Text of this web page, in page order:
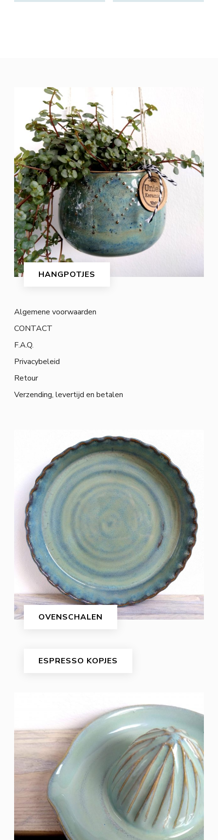
HANGPOTJES
Algemene voorwaarden
CONTACT
F.A.Q.
Privacybeleid
Retour
Verzending, levertijd en betalen
OVENSCHALEN
ESPRESSO KOPJES